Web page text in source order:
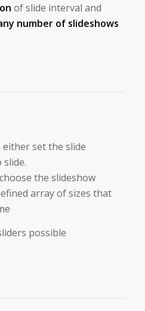
of slide interval and
number of slideshows
either set the slide
the slideshow
array of sizes that
possible